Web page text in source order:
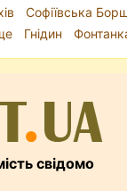
Софіївська
Гнідин
свідомо